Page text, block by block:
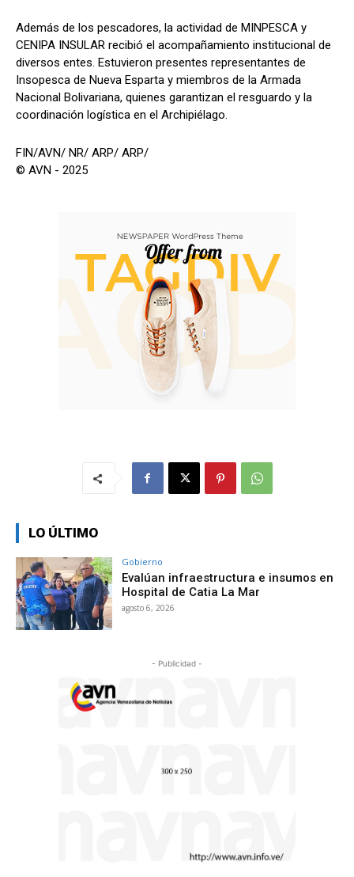
Además de los pescadores, la actividad de MINPESCA y
CENIPA INSULAR recibió el acompañamiento institucional de
diversos entes. Estuvieron presentes representantes de
Insopesca de Nueva Esparta y miembros de la Armada
Nacional Bolivariana, quienes garantizan el resguardo y la
coordinación logística en el Archipiélago.
FIN/AVN/ NR/ ARP/ ARP/
© AVN - 2025
LO ÚLTIMO
Gobierno
Evalúan infraestructura e insumos en
Hospital de Catia La Mar
agosto 6, 2026
- Publicidad -